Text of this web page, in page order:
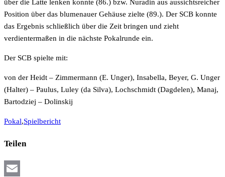
über die Latte lenken konnte (86.) bzw. Nuradin aus aussichtsreicher
Position über das blumenauer Gehäuse zielte (89.). Der SCB konnte
das Ergebnis schließlich über die Zeit bringen und zieht
verdientermaßen in die nächste Pokalrunde ein.
Der SCB spielte mit:
von der Heidt – Zimmermann (E. Unger), Insabella, Beyer, G. Unger
(Halter) – Paulus, Luley (da Silva), Lochschmidt (Dagdelen), Manaj,
Bartodziej – Dolinskij
Pokal,Spielbericht
Teilen